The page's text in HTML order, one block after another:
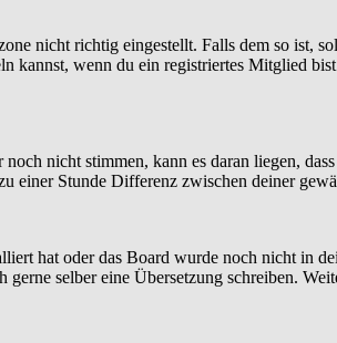
nicht richtig eingestellt. Falls dem so ist,
kannst, wenn du ein registriertes Mitglied
nicht stimmen, kann es daran liegen,
einer Stunde Differenz zwischen deiner
hat oder das Board wurde noch nicht in
selber eine Übersetzung schreiben.